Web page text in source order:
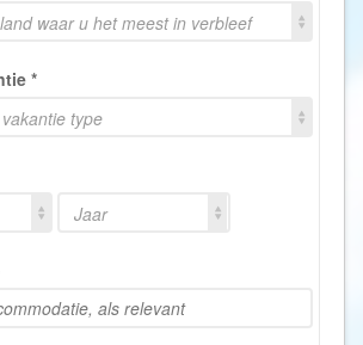
waar u het meest in verbleef
*
type
Jaar